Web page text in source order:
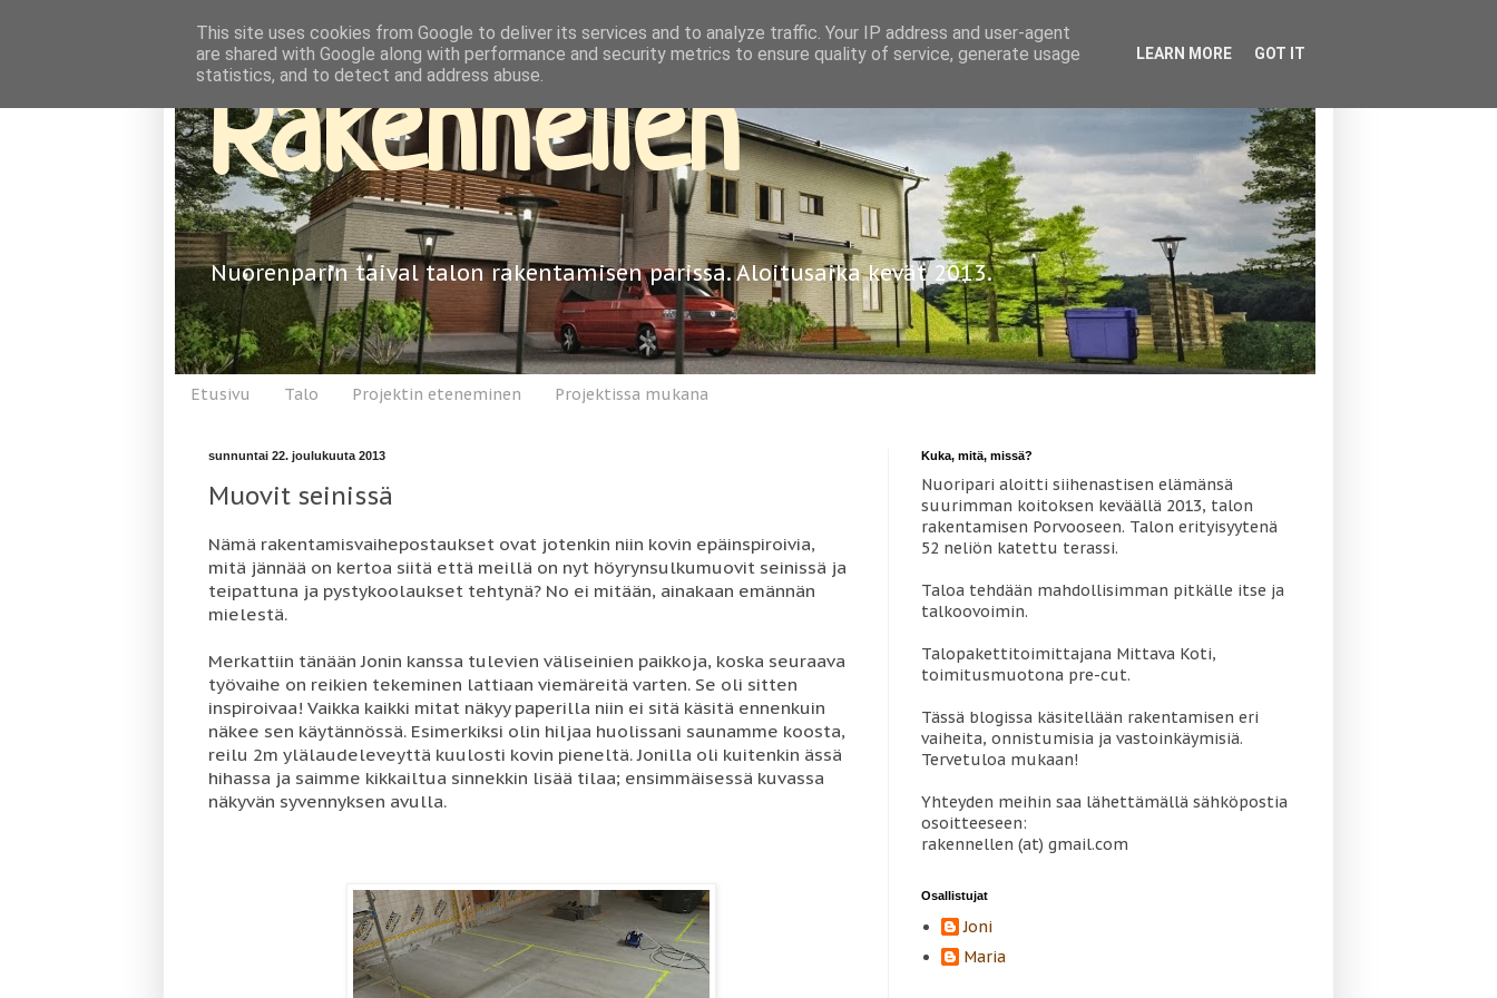
Rakennellen
Nuorenparin taival talon rakentamisen parissa. Aloitusaika kevät 2013.
Etusivu Talo Projektin eteneminen Projektissa mukana
sunnuntai 22. joulukuuta 2013
Muovit seinissä
Nämä rakentamisvaihepostaukset ovat jotenkin niin kovin epäinspiroivia,
mitä jännää on kertoa siitä että meillä on nyt höyrynsulkumuovit seinissä ja
teipattuna ja pystykoolaukset tehtynä? No ei mitään, ainakaan emännän
mielestä.
Merkattiin tänään Jonin kanssa tulevien väliseinien paikkoja, koska seuraava
työvaihe on reikien tekeminen lattiaan viemäreitä varten. Se oli sitten
inspiroivaa! Vaikka kaikki mitat näkyy paperilla niin ei sitä käsitä ennenkuin
näkee sen käytännössä. Esimerkiksi olin hiljaa huolissani saunamme koosta,
reilu 2m ylälaudeleveyttä kuulosti kovin pieneltä. Jonilla oli kuitenkin ässä
hihassa ja saimme kikkailtua sinnekkin lisää tilaa; ensimmäisessä kuvassa
näkyvän syvennyksen avulla.
Kuka, mitä, missä?
Nuoripari aloitti siihenastisen elämänsä
suurimman koitoksen keväällä 2013, talon
rakentamisen Porvooseen. Talon erityisyytenä
52 neliön katettu terassi.
Taloa tehdään mahdollisimman pitkälle itse ja
talkoovoimin.
Talopakettitoimittajana Mittava Koti,
toimitusmuotona pre-cut.
Tässä blogissa käsitellään rakentamisen eri
vaiheita, onnistumisia ja vastoinkäymisiä.
Tervetuloa mukaan!
Yhteyden meihin saa lähettämällä sähköpostia
osoitteeseen:
rakennellen (at) gmail.com
Osallistujat
Joni
Maria
This site uses cookies from Google to deliver its services and to analyze traffic. Your IP address and user-agent
are shared with Google along with performance and security metrics to ensure quality of service, generate usage
statistics, and to detect and address abuse.
LEARN MORE GOT IT